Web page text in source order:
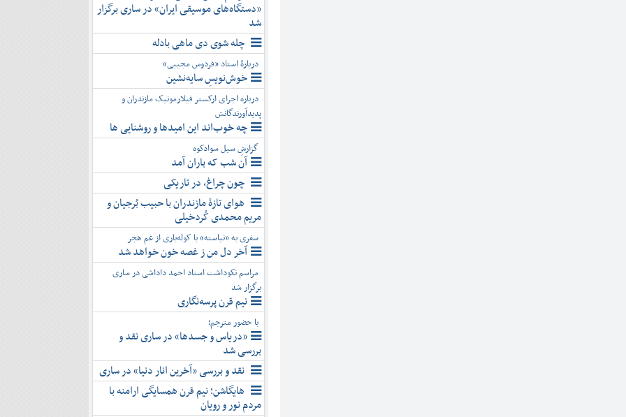
«دستگاه‌های موسیقی ایران» در ساری برگزار
شد
چله شوی دی ماهی بادله
دربارۀ استاد «فردوس مجیبی»
خوش‌نویسِ سایه‌نشین
درباره اجرای ارکستر فیلارمونیک مازندران و
پدیدآورندگانش
چه خوب‌اند این امیدها و روشنایی ها
گزارشِ سیل سوادکوه
آن شب که باران آمد
چون چراغ، در تاریکی
هوای تازۀ مازندران با حبیب بُرجیان و
مریم محمدی کُردخیلی
سفری به «نیاسته» با کوله‌باری از غم هجر
آخر دل من ز غصه خون خواهد شد
مراسم نکوداشت استاد احمد داداشی در ساری
برگزار شد
نیم قرن پرسه‌نگاری
با حضور مترجم؛
«دریاس و جسدها» در ساری نقد و
بررسی شد
نقد و بررسی «آخرین انار دنیا» در ساری
هایگاشن؛ نیم قرن همسایگی ارامنه با
مردم نور و رویان